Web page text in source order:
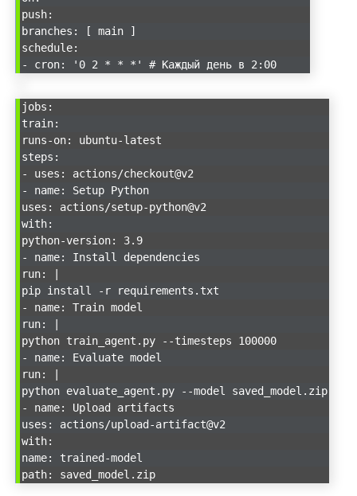
push:
branches: [ main ]
schedule:
- cron: '0 2 * * *' # Каждый день в 2:00
jobs:
train:
runs-on: ubuntu-latest
steps:
- uses: actions/checkout@v2
- name: Setup Python
uses: actions/setup-python@v2
with:
python-version: 3.9
- name: Install dependencies
run: |
pip install -r requirements.txt
- name: Train model
run: |
python train_agent.py --timesteps 100000
- name: Evaluate model
run: |
python evaluate_agent.py --model saved_model.zip
- name: Upload artifacts
uses: actions/upload-artifact@v2
with:
name: trained-model
path: saved_model.zip